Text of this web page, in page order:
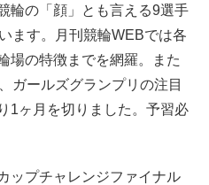
輪の「顔」とも言える9選手
ます。月刊競輪WEBでは各
場の特徴までを網羅。また
ガールズグランプリの注目
1ヶ月を切りました。予習必
プチャレンジファイナル